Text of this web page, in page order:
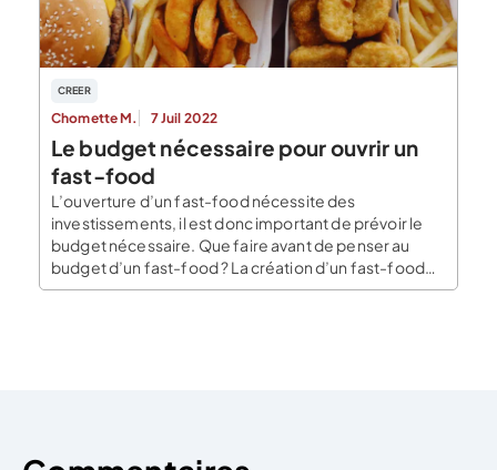
CREER
Chomette M. 7 Juil 2022
Le budget nécessaire pour ouvrir un
fast-food
L’ouverture d’un fast-food nécessite des
investissements, il est donc important de prévoir le
budget nécessaire. Que faire avant de penser au
budget d’un fast-food ? La création d’un fast-food
implique de suivre des étapes classiques de création